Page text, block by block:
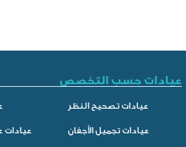
عيادات حسب التخصص
عيادات تصحيح النظر
عيادات تجميل الأجفان عيادات